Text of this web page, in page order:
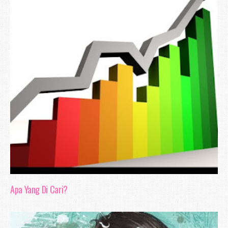
Nak bercerita mengenai blog review,
tak begitu pandai untuk membuat
Mungkin cukup sekadar aku
bulan Mac ni berkaitan penghebahan
hehee..
Apa Yang Di Cari?